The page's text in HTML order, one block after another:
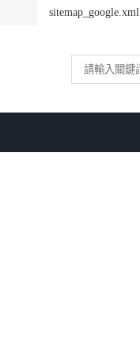
sitemap_google.xml